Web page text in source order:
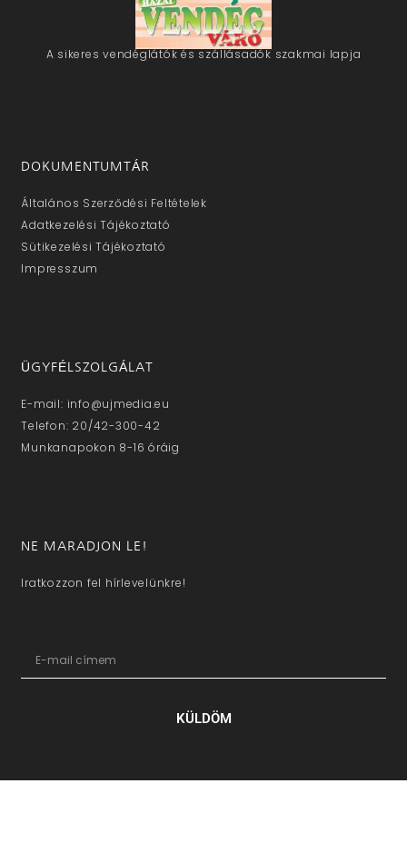
A sikeres vendéglátók és szállásadók szakmai lapja
DOKUMENTUMTÁR
Általános Szerződési Feltételek
Adatkezelési Tájékoztató
Sütikezelési Tájékoztató
Impresszum
ÜGYFÉLSZOLGÁLAT
E-mail: info@ujmedia.eu
Telefon: 20/42-300-42
Munkanapokon 8-16 óráig
NE MARADJON LE!
Iratkozzon fel hírlevelünkre!
KÜLDÖM